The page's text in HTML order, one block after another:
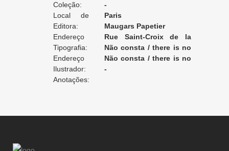
Volumes:
Coleção:
-
Local de
Edição:
Paris
Editora:
Maugars Papetier
Endereço
da Editora:
Rue Saint-Croix de la
Bretonnerie, 32
Tipografia:
Não consta / there is no
record / non enregistré
Endereço
da Tipografia:
Não consta / there is no
record / non enregistré
Ilustrador:
-
Anotações: